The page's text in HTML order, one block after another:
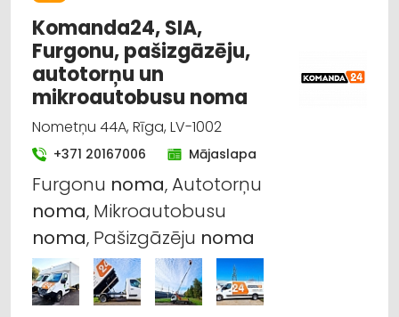
Komanda24, SIA,
Furgonu, pašizgāzēju,
autotorņu un
mikroautobusu noma
Nometņu 44A, Rīga, LV-1002
+371 20167006 Mājaslapa
Furgonu noma, Autotorņu
noma, Mikroautobusu
noma, Pašizgāzēju noma